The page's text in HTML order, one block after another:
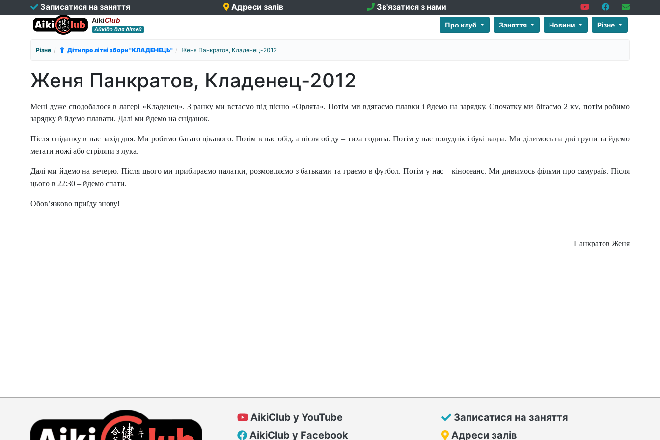
Записатися на заняття Адреси залів Зв'язатися з нами
AikiClub
Айкідо для дітей
Про клуб Заняття Новини Різне
Різне Діти про літні збори "КЛАДЕНЕЦЬ" Женя Панкратов, Кладенец-2012
Женя Панкратов, Кладенец-2012
Мені дуже сподобалося в лагері «Кладенец». З ранку ми встаємо під пісню «Орлята». Потім ми вдягаємо плавки і йдемо на зарядку. Спочатку ми бігаємо 2 км, потім робимо
зарядку й йдемо плавати. Далі ми йдемо на сніданок.
Після сніданку в нас захід дня. Ми робимо багато цікавого. Потім в нас обід, а після обіду – тиха година. Потім у нас полуднік і букі вадза. Ми ділимось на дві групи та йдемо
метати ножі або стріляти з лука.
Далі ми йдемо на вечерю. Після цього ми прибираємо палатки, розмовляємо з батьками та граємо в футбол. Потім у нас – кіносеанс. Ми дивимось фільми про самураїв. Після
цього в 22:30 – йдемо спати.
Обов’язково приїду знову!
Панкратов Женя
AikiClub у YouTube
AikiClub у Facebook
Записатися на заняття
Адреси залів